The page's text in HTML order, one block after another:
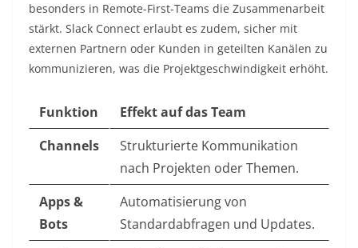
besonders in Remote-First-Teams die Zusammenarbeit
stärkt. Slack Connect erlaubt es zudem, sicher mit
externen Partnern oder Kunden in geteilten Kanälen zu
kommunizieren, was die Projektgeschwindigkeit erhöht.
Funktion
Effekt auf das Team
Channels
Strukturierte Kommunikation
nach Projekten oder Themen.
Apps &
Bots
Automatisierung von
Standardabfragen und Updates.